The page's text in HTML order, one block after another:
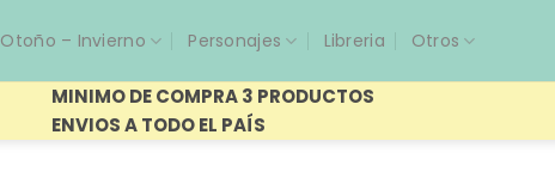
Otoño – Invierno Personajes Libreria Otros
MINIMO DE COMPRA 3 PRODUCTOS
ENVIOS A TODO EL PAÍS